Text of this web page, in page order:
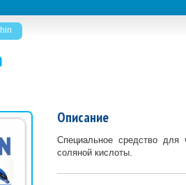
Описание
Специальное средство для
соляной кислоты.